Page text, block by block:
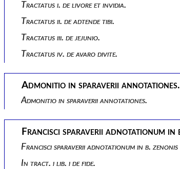
Tractatus i. de livore et invidia.
Tractatus ii. de adtende tibi.
Tractatus iii. de jejunio.
Tractatus iv. de avaro divite.
Admonitio in sparaverii annotationes.
Admonitio in sparaverii annotationes.
Francisci sparaverii adnotationum in
Francisci sparaverii adnotationum in b. zenonis
In tract. i lib. i de fide.